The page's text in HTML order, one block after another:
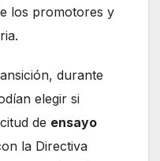
los promotores y
durante
elegir si
de ensayo
la Directiva